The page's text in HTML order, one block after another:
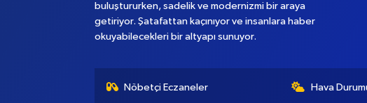
buluştururken, sadelik ve modernizmi bir araya
getiriyor. Şatafattan kaçınıyor ve insanlara haber
okuyabilecekleri bir altyapı sunuyor.
Nöbetçi Eczaneler Hava